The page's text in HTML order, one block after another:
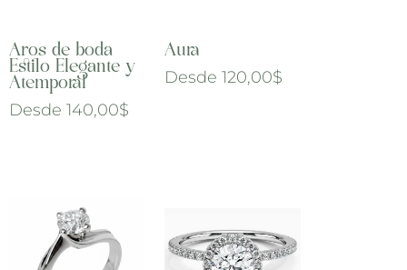
Aros de boda
Estilo Elegante y
Atemporal
Desde 140,00$
Aura
Desde 120,00$